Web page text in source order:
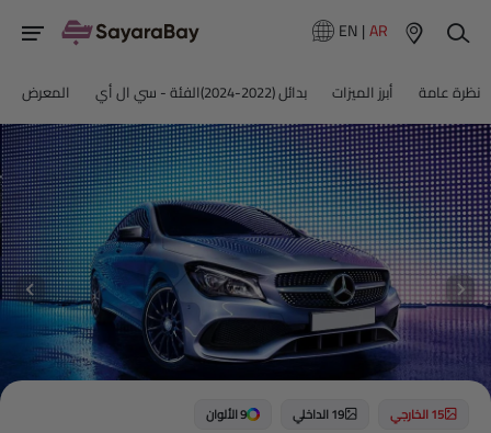
EN|AR
نظرة عامة أبرز الميزات بدائل (2022-2024)الفئة - سي ال أي المعرض
15 الخارجي 19 الداخلي 9 الألوان